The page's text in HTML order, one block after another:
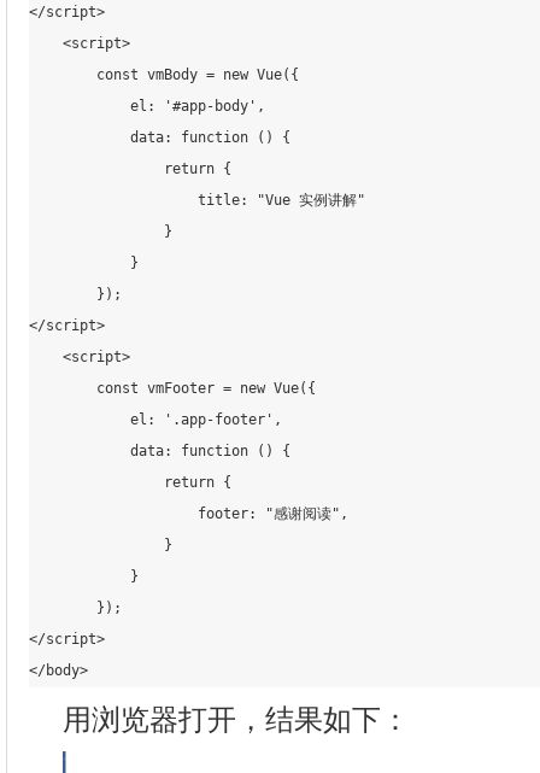
</script>
    <script>
        const vmBody = new Vue({
            el: '#app-body',
            data: function () {
                return {
                    title: "Vue 实例讲解"
                }
            }
        });
</script>
    <script>
        const vmFooter = new Vue({
            el: '.app-footer',
            data: function () {
                return {
                    footer: "感谢阅读",
                }
            }
        });
</script>
用浏览器打开，结果如下：